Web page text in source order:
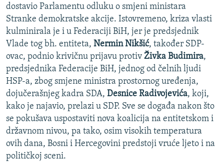
MOJA EVROPA
TRI DECENIJE OD RATA U BIH
SVE KARTE DEJTONA
NASTANAK I RASPAD JUGOSLAVIJE
dostavio Parlamentu odluku o smjeni ministara
Stranke demokratske akcije. Istovremeno, kriza vlasti
kulminirala je i u Federaciji BiH, jer je predsjednik
Vlade tog bh. entiteta, Nermin Nikšić, također SDP-
ovac, podnio krivičnu prijavu protiv Živka Budimira,
predsjednika Federacije BiH, jednog od čelnih ljudi
HSP-a, zbog smjene ministra prostornog uređenja,
dojučerašnjeg kadra SDA, Desnice Radivojevića, koji,
kako je najavio, prelazi u SDP. Sve se događa nakon što
se pokušava uspostaviti nova koalicija na entitetskom i
državnom nivou, pa tako, osim visokih temperatura
ovih dana, Bosni i Hercegovini predstoji vruće ljeto i na
političkoj sceni.